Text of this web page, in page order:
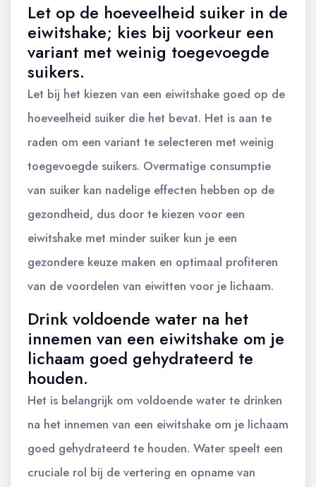
Let op de hoeveelheid suiker in de
eiwitshake; kies bij voorkeur een
variant met weinig toegevoegde
suikers.
Let bij het kiezen van een eiwitshake goed op de
hoeveelheid suiker die het bevat. Het is aan te
raden om een variant te selecteren met weinig
toegevoegde suikers. Overmatige consumptie
van suiker kan nadelige effecten hebben op de
gezondheid, dus door te kiezen voor een
eiwitshake met minder suiker kun je een
gezondere keuze maken en optimaal profiteren
van de voordelen van eiwitten voor je lichaam.
Drink voldoende water na het
innemen van een eiwitshake om je
lichaam goed gehydrateerd te
houden.
Het is belangrijk om voldoende water te drinken
na het innemen van een eiwitshake om je lichaam
goed gehydrateerd te houden. Water speelt een
cruciale rol bij de vertering en opname van